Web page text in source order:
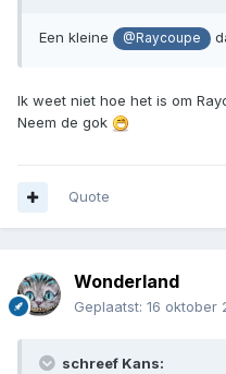
Een kleine @Raycoupe
Ik weet niet hoe het is om
Neem de gok
Quote
Wonderland
Geplaatst: 16 oktober
schreef Kans: